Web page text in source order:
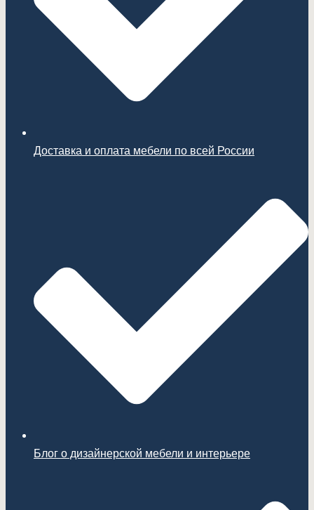
Доставка и оплата мебели по всей России
Блог о дизайнерской мебели и интерьере